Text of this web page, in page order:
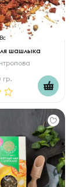
Вс
шашлыка
гр.